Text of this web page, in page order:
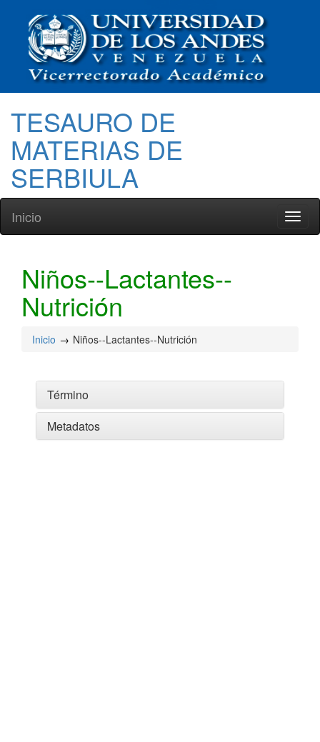
TESAURO DE
MATERIAS DE
SERBIULA
Inicio
Niños--Lactantes--
Nutrición
Inicio Niños--Lactantes--Nutrición
Término
Metadatos